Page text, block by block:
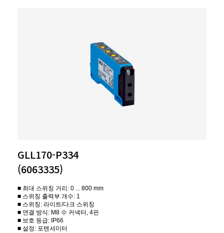
GLL170-P334
(6063335)
■ 최대 스위칭 거리: 0 ... 800 mm
■ 스위칭 출력부 개수: 1
■ 스위칭: 라이트/다크 스위칭
■ 연결 방식: M8 수 커넥터, 4핀
■ 보호 등급: IP66
■ 설정: 포텐셔미터